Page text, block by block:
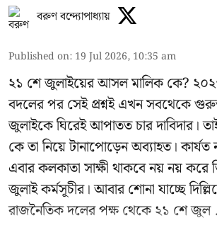
বরুণ বন্দ্যোপাধ্যায়
Published on: 19 Jul 2026, 10:35 am
২১ শে জুলাইয়ের আসল মালিক কে?
বদলের পর সেই প্রশ্নই এখন সবথেকে
জুলাইকেঘিরেই আপাতত চার দাবিদার।
কে তা নিয়ে টানাপোড়েন অব্যাহত। কার্যত
এবার কলকাতা সাক্ষী থাকবে নয় নয় করে
জুলাই কর্মসূচীর। আবার শোনা যাচ্ছে
রাজনৈতিক দলের পক্ষ থেকে ২১ শে জুল